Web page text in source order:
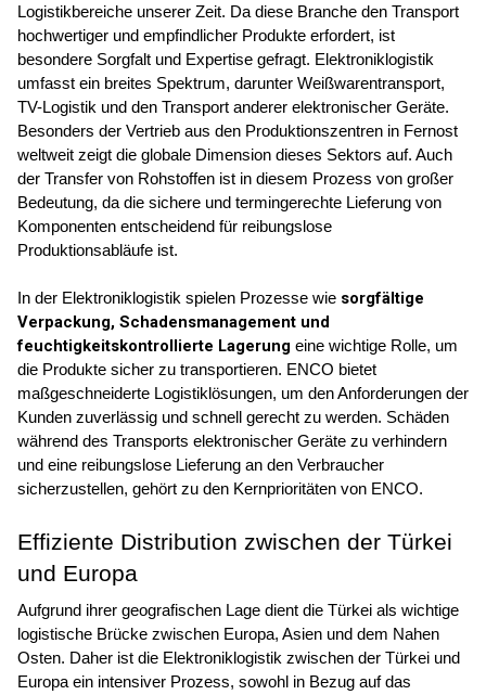
Logistikbereiche unserer Zeit. Da diese Branche den Transport
hochwertiger und empfindlicher Produkte erfordert, ist
besondere Sorgfalt und Expertise gefragt. Elektroniklogistik
umfasst ein breites Spektrum, darunter Weißwarentransport,
TV-Logistik und den Transport anderer elektronischer Geräte.
Besonders der Vertrieb aus den Produktionszentren in Fernost
weltweit zeigt die globale Dimension dieses Sektors auf. Auch
der Transfer von Rohstoffen ist in diesem Prozess von großer
Bedeutung, da die sichere und termingerechte Lieferung von
Komponenten entscheidend für reibungslose
Produktionsabläufe ist.
In der Elektroniklogistik spielen Prozesse wie sorgfältige
Verpackung, Schadensmanagement und
feuchtigkeitskontrollierte Lagerung eine wichtige Rolle, um
die Produkte sicher zu transportieren. ENCO bietet
maßgeschneiderte Logistiklösungen, um den Anforderungen der
Kunden zuverlässig und schnell gerecht zu werden. Schäden
während des Transports elektronischer Geräte zu verhindern
und eine reibungslose Lieferung an den Verbraucher
sicherzustellen, gehört zu den Kernprioritäten von ENCO.
Effiziente Distribution zwischen der Türkei
und Europa
Aufgrund ihrer geografischen Lage dient die Türkei als wichtige
logistische Brücke zwischen Europa, Asien und dem Nahen
Osten. Daher ist die Elektroniklogistik zwischen der Türkei und
Europa ein intensiver Prozess, sowohl in Bezug auf das